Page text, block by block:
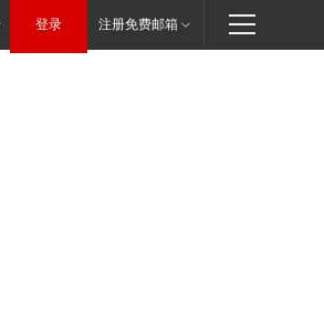
登录 注册免费邮箱